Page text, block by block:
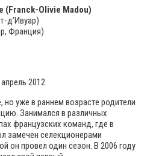
Olivie Madou)
д’Ивуар)
Франция)
2012
но уже в раннем возрасте родители
Занимался в различных
французских команд, где в
замечен селекционерами
он провел один сезон. В 2006 году